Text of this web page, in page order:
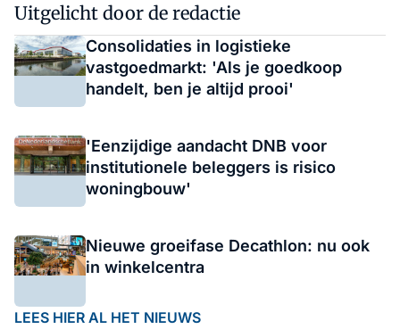
Uitgelicht door de redactie
Consolidaties in logistieke
vastgoedmarkt: 'Als je goedkoop
handelt, ben je altijd prooi'
'Eenzijdige aandacht DNB voor
institutionele beleggers is risico
woningbouw'
Nieuwe groeifase Decathlon: nu ook
in winkelcentra
LEES HIER AL HET NIEUWS